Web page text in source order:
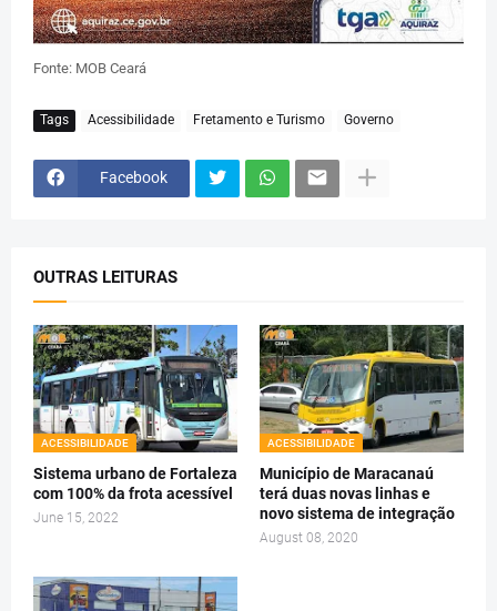
Fonte: MOB Ceará
Tags Acessibilidade Fretamento e Turismo Governo
Facebook
OUTRAS LEITURAS
ACESSIBILIDADE
Sistema urbano de Fortaleza
com 100% da frota acessível
June 15, 2022
ACESSIBILIDADE
Município de Maracanaú
terá duas novas linhas e
novo sistema de integração
August 08, 2020